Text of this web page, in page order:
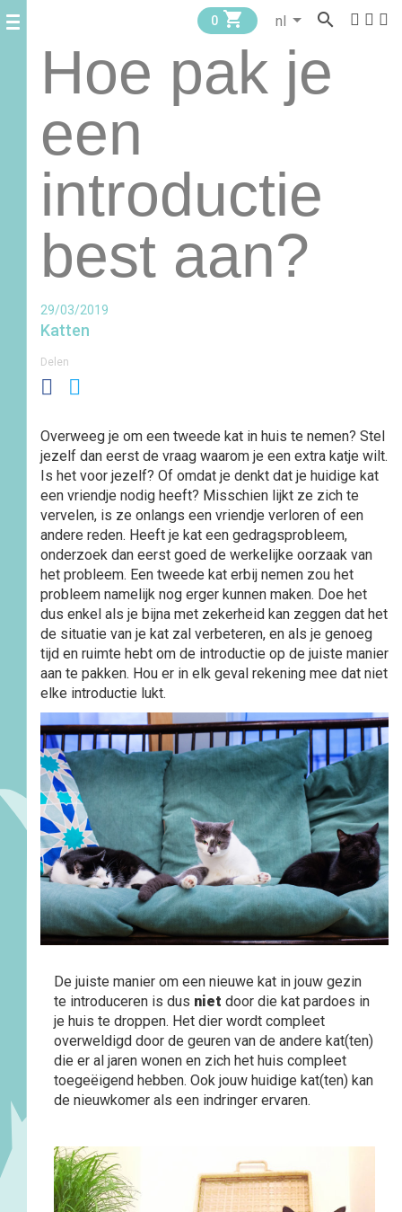
0  
Hoe pak je
een
introductie
best aan?
29/03/2019
Katten
Delen
Overweeg je om een tweede kat in huis te nemen? Stel
jezelf dan eerst de vraag waarom je een extra katje wilt.
Is het voor jezelf? Of omdat je denkt dat je huidige kat
een vriendje nodig heeft? Misschien lijkt ze zich te
vervelen, is ze onlangs een vriendje verloren of een
andere reden. Heeft je kat een gedragsprobleem,
onderzoek dan eerst goed de werkelijke oorzaak van
het probleem. Een tweede kat erbij nemen zou het
probleem namelijk nog erger kunnen maken. Doe het
dus enkel als je bijna met zekerheid kan zeggen dat het
de situatie van je kat zal verbeteren, en als je genoeg
tijd en ruimte hebt om de introductie op de juiste manier
aan te pakken. Hou er in elk geval rekening mee dat niet
elke introductie lukt.
De juiste manier om een nieuwe kat in jouw gezin
te introduceren is dus niet door die kat pardoes in
je huis te droppen. Het dier wordt compleet
overweldigd door de geuren van de andere kat(ten)
die er al jaren wonen en zich het huis compleet
toegeëigend hebben. Ook jouw huidige kat(ten) kan
de nieuwkomer als een indringer ervaren.